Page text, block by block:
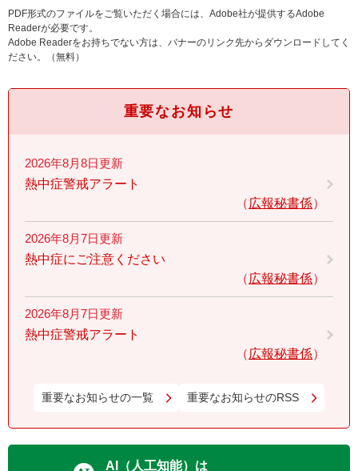
PDF形式のファイルをご覧いただく場合には、Adobe社が提供するAdobe
Readerが必要です。
Adobe Readerをお持ちでない方は、バナーのリンク先からダウンロードしてく
ださい。（無料）
重要なお知らせ
2026年8月8日更新
熱中症警戒アラート
広報秘書係
2026年8月7日更新
熱中症にご注意ください
広報秘書係
2026年8月7日更新
熱中症警戒アラート
広報秘書係
重要なお知らせの一覧 重要なお知らせのRSS
AI（人工知能）は